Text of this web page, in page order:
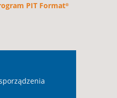
PIT Format®